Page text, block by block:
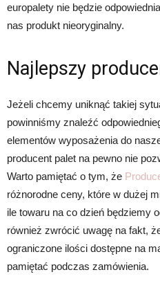
europalety nie będzie
nas produkt nieoryginalny.
Najlepszy
Jeżeli chcemy uniknąć takiej
powinniśmy znaleźć
elementów wyposażenia do
producent palet na pewno nie
Warto pamiętać o tym, że
różnorodne ceny, które w dużej
ile towaru na co dzień będziemy
również zwrócić uwagę na fakt,
ograniczone ilości dostępne na
pamiętać podczas zamówienia.